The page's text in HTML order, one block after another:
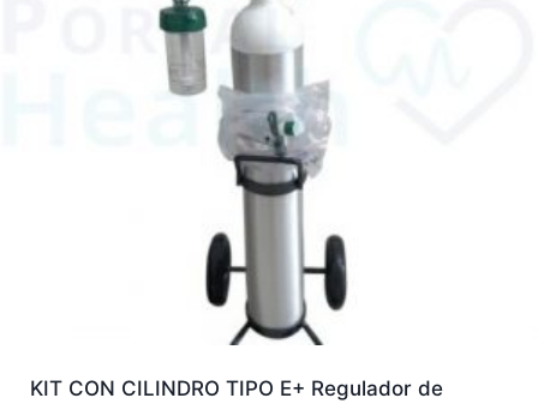
KIT CON CILINDRO TIPO E+ Regulador de